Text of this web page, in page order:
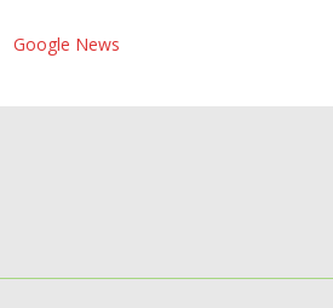
Google News